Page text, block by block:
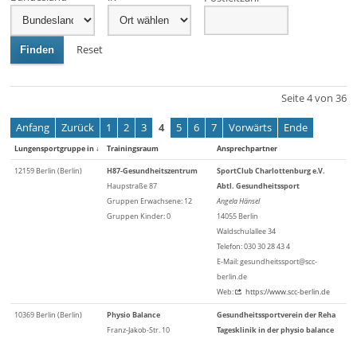
Finden Reset
Seite 4 von 36
Anfang Zurück 1 2 3 4 5 6 7 Vorwärts Ende
Lungensportgruppe in ↓ Trainingsraum Ansprechpartner
12159 Berlin (Berlin)
H87-Gesundheitszentrum
Haupstraße 87
Gruppen Erwachsene: 12
Gruppen Kinder: 0
SportClub Charlottenburg e.V.
Abtl. Gesundheitssport
Angela Hänsel
14055 Berlin
Waldschulallee 34
Telefon: 030 30 28 43 4
E-Mail: gesundheitssport@scc-
berlin.de
Web:
https://www.scc-berlin.de
10369 Berlin (Berlin)
Physio Balance
Franz-Jakob-Str. 10
Gesundheitssportverein der Reha
Tagesklinik in der physio balance